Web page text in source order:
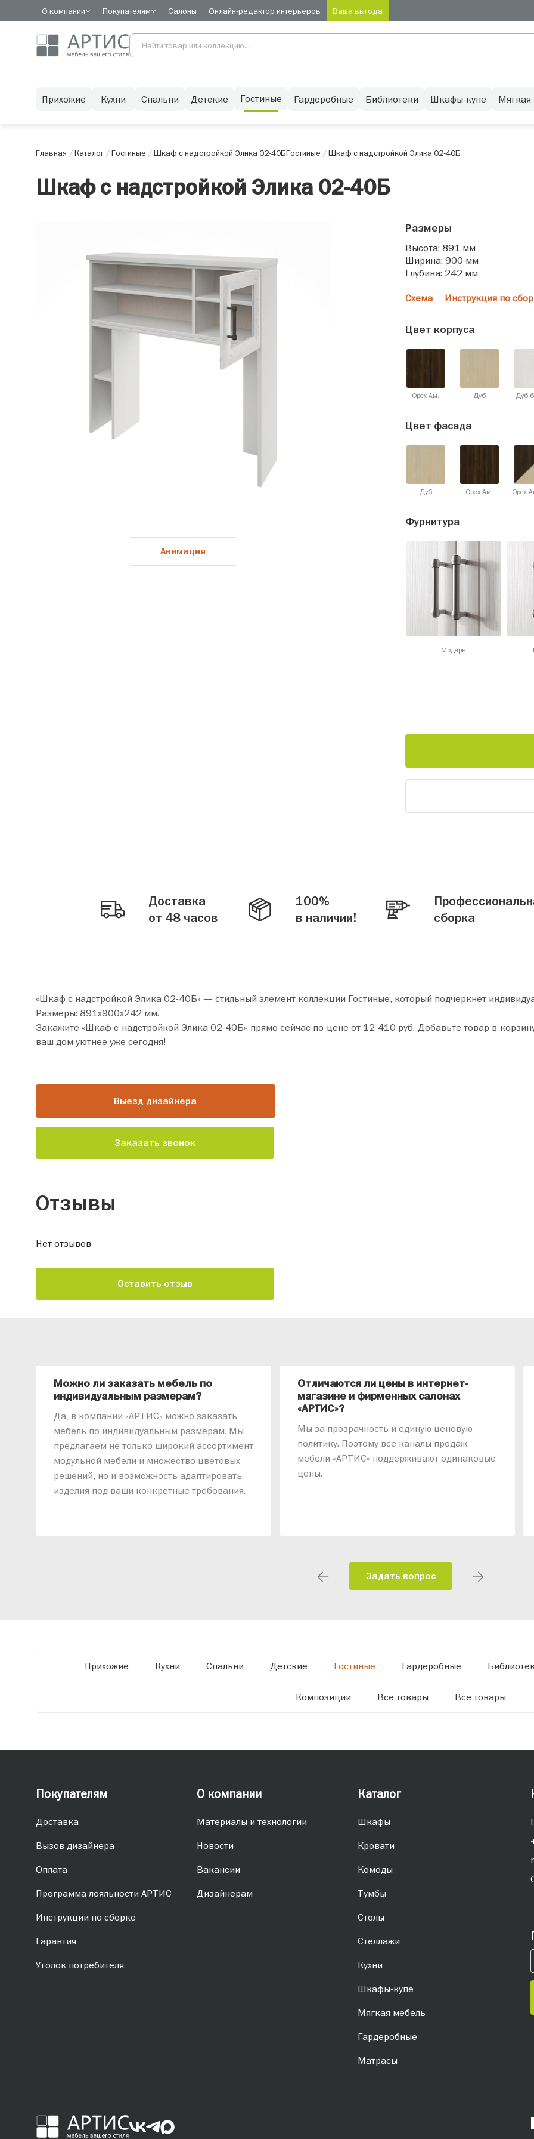
О компании Покупателям Салоны Онлайн-редактор интерьеров Ваша выгода
Прихожие Кухни Спальни Детские Гостиные Гардеробные Библиотеки Шкафы-купе Мягкая
Главная /Каталог/Гостиные /Шкаф с надстройкой Элика 02-40БГостиные /Шкаф с надстройкой Элика 02-40Б
Шкаф с надстройкой Элика 02-40Б
Анимация
Размеры
Высота: 891 мм
Ширина: 900 мм
Глубина: 242 мм
Схема Инструкция по
Цвет корпуса
Орех Ам. Дуб Дуб
Цвет фасада
Дуб Орех Ам. Орех
Фурнитура
Модерн
Доставка
от 48 часов
100%
в наличии!
сборка
«Шкаф с надстройкой Элика 02-40Б» — стильный элемент коллекции Гостиные, который подчеркнет
Размеры: 891х900х242 мм.
Закажите «Шкаф с надстройкой Элика 02-40Б» прямо сейчас по цене от 12 410 руб. Добавьте товар в корзину и оформите покупку всего за пару минут. Сделайте
ваш дом уютнее уже сегодня!
Выезд дизайнера
Заказать звонок
Отзывы
Нет отзывов
Оставить отзыв
Можно ли заказать мебель по
индивидуальным размерам?
Да, в компании «АРТИС» можно заказать
мебель по индивидуальным размерам. Мы
предлагаем не только широкий ассортимент
модульной мебели и множество цветовых
решений, но и возможность адаптировать
изделия под ваши конкретные требования.
Отличаются ли цены в интернет-
магазине и фирменных салонах
«АРТИС»?
Мы за прозрачность и единую ценовую
политику. Поэтому все каналы продаж
мебели «АРТИС» поддерживают одинаковые
цены.
Задать вопрос
Прихожие Кухни Спальни Детские Гостиные Гардеробные
Композиции Все товары Все товары
Покупателям
Доставка
Вызов дизайнера
Оплата
Программа лояльности АРТИС
Инструкции по сборке
Гарантия
Уголок потребителя
О компании
Материалы и технологии
Новости
Вакансии
Дизайнерам
Каталог
Шкафы
Кровати
Комоды
Тумбы
Столы
Стеллажи
Кухни
Шкафы-купе
Мягкая мебель
Гардеробные
Матрасы